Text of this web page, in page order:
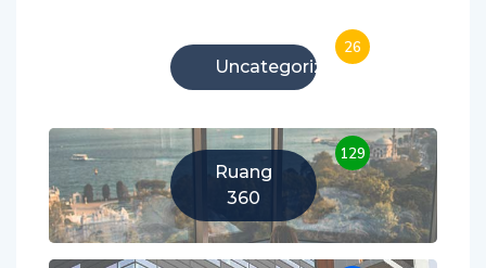
Uncategorized
26
Ruang
360
129